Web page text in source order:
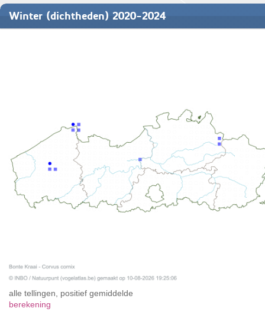
Winter (dichtheden) 2020-2024
alle tellingen, positief gemiddelde
berekening